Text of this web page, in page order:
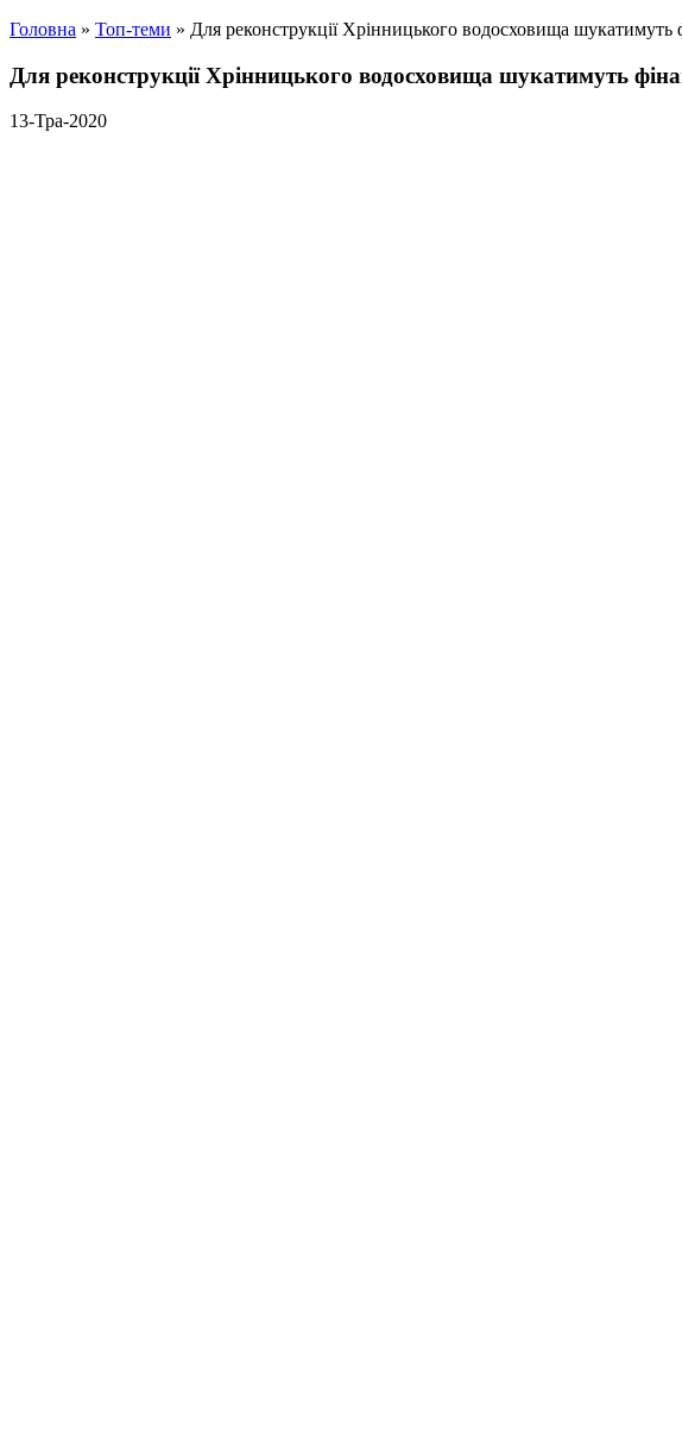
Головна » Топ-теми » Для реконструкції Хрінницького водосховища шукатимуть
Для реконструкції Хрінницького водосховища шукатимуть
13-Тра-2020